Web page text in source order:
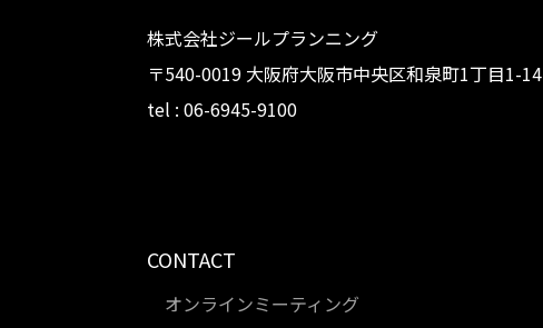
株式会社ジールプランニング
〒540-0019 大阪府大阪市中央区和泉町1丁目1-14
tel : 06-6945-9100
CONTACT
オンラインミーティング